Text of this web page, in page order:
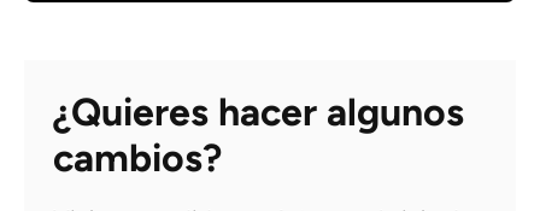
¿Quieres hacer algunos
cambios?